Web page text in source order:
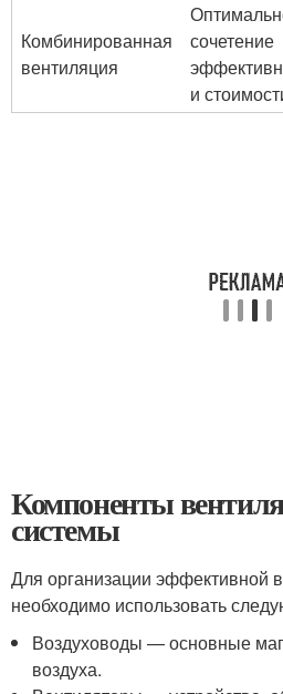
Комбинированная
вентиляция
сочетение
и
Компоненты
системы
Для организации эффективной
необходимо использовать
Воздуховоды — основные
воздуха.